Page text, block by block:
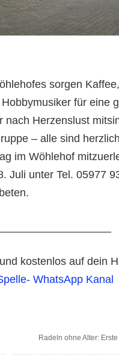
sorgen
für eine
Herzenslust
– alle sind
im Wöhlehof
Juli unter Tel. 05977
kostenlos auf dein
WhatsApp Kanal
Radeln ohne Alter: